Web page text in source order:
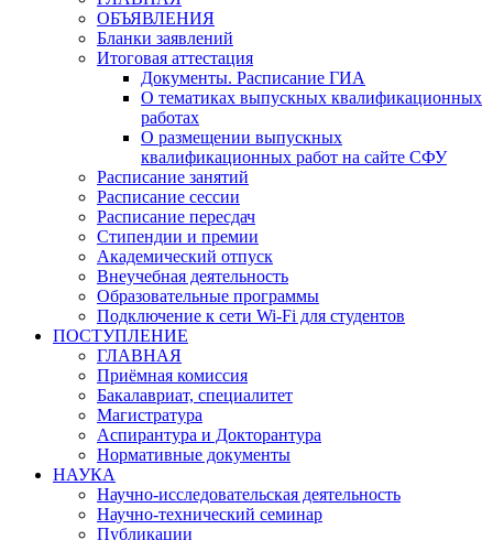
ОБЪЯВЛЕНИЯ
Бланки заявлений
Итоговая аттестация
Документы. Расписание ГИА
О тематиках выпускных квалификационных
работах
О размещении выпускных
квалификационных работ на сайте СФУ
Расписание занятий
Расписание сессии
Расписание пересдач
Стипендии и премии
Академический отпуск
Внеучебная деятельность
Образовательные программы
Подключение к сети Wi-Fi для студентов
ПОСТУПЛЕНИЕ
ГЛАВНАЯ
Приёмная комиссия
Бакалавриат, специалитет
Магистратура
Аспирантура и Докторантура
Нормативные документы
НАУКА
Научно-исследовательская деятельность
Научно-технический семинар
Публикации